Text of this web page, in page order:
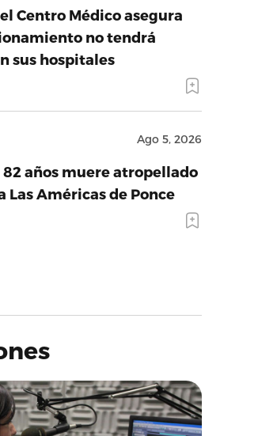
Centro Médico asegura
no tendrá
sus hospitales
Ago 5, 2026
82 años muere atropellado
Las Américas de Ponce